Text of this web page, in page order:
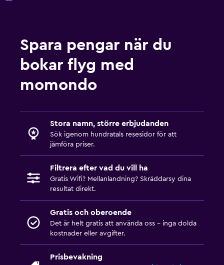
Spara pengar när du
bokar flyg med
momondo
Stora namn, större erbjudanden
Sök igenom hundratals resesidor för att
jämföra priser.
Filtrera efter vad du vill ha
Gratis Wifi? Mellanlandning? Skräddarsy dina
resultat direkt.
Gratis och oberoende
Det är helt gratis att använda oss – inga dolda
kostnader eller avgifter.
Prisbevakning